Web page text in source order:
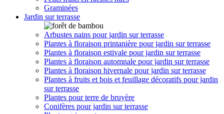
Graminées
Jardin sur terrasse
Arbustes nains pour jardin sur terrasse
Plantes à floraison printanière pour jardin sur terrasse
Plantes à floraison estivale pour jardin sur terrasse
Plantes à floraison automnale pour jardin sur terrasse
Plantes à floraison hivernale pour jardin sur terrasse
Plantes à fruits et bois et feuillage décoratifs pour jardin
sur terrasse
Plantes pour terre de bruyère
Conifères pour jardin sur terrasse